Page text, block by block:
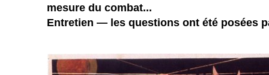
mesure du combat...
Entretien — les questions ont été posées